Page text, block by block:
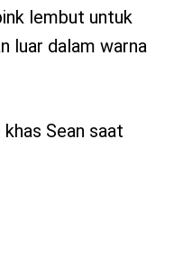
lembut untuk
luar dalam warna
Sean saat